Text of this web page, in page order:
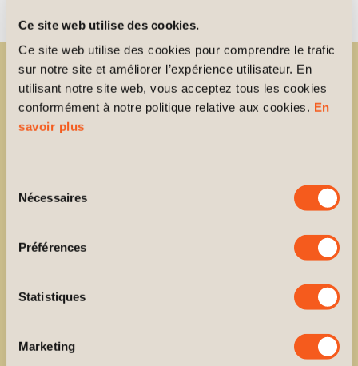
Ce site web utilise des cookies.
Ce site web utilise des cookies pour comprendre le trafic
sur notre site et améliorer l’expérience utilisateur. En
utilisant notre site web, vous acceptez tous les cookies
conformément à notre politique relative aux cookies. En
savoir plus
Nécessaires
Préférences
Statistiques
Marketing
Obtenez
GRATUIT
promotion